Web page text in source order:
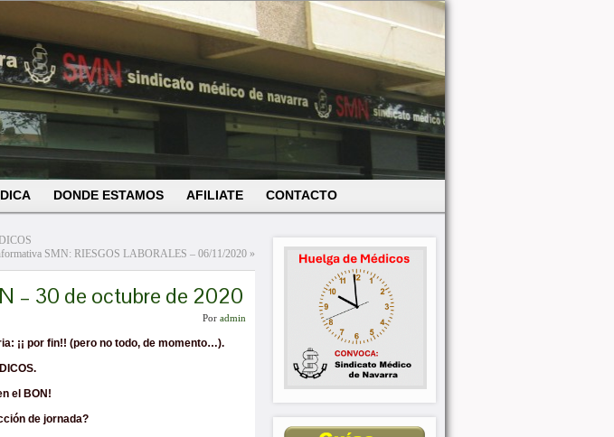
DONDE ESTAMOS AFILIATE CONTACTO
SMN: RIESGOS LABORALES – 06/11/2020 »
– 30 de octubre de 2020
Por admin
¡¡ por fin!! (pero no todo, de momento…).
el BON!
de jornada?